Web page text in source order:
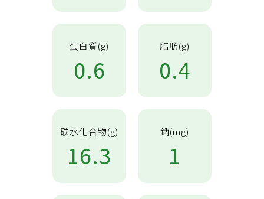
蛋白質(g)
0.6
脂肪(g)
0.4
碳水化合物(g)
16.3
鈉(mg)
1